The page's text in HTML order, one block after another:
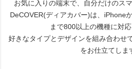
お気に入りの端末で、自分だけのス
DeCOVER(ディアカバー)は、iPhone
まで800以上の機種に対応
好きなタイプとデザインを組み合わせ
をお仕立てしま